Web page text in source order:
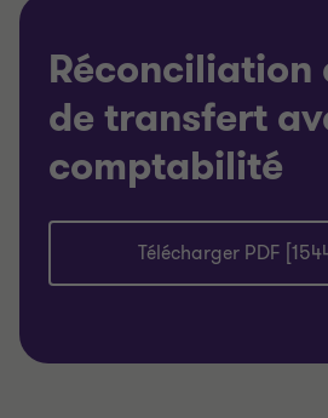
Réconciliation
de transfert
comptabilité
Télécharger PDF